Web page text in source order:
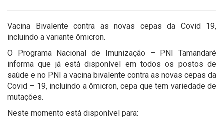
Vacina Bivalente contra as novas cepas da Covid 19,
incluindo a variante ômicron.
O Programa Nacional de Imunização – PNI Tamandaré
informa que já está disponível em todos os postos de
saúde e no PNI a vacina bivalente contra as novas cepas da
Covid – 19, incluindo a ômicron, cepa que tem variedade de
mutações.
Neste momento está disponível para: